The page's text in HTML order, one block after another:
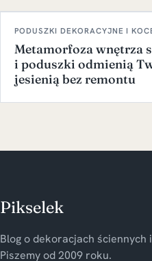
PODUSZKI DEKORACYJNE I
Metamorfoza wnętrza
i poduszki odmienią
jesienią bez remontu
Pikselek
Blog o dekoracjach
Piszemy od 2009 roku.